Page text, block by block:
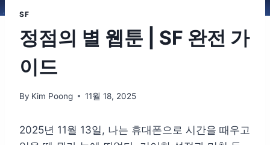
SF
정점의 별 웹툰 | SF 완전 가
이드
By Kim Poong 11월 18, 2025
2025년 11월 13일, 나는 휴대폰으로 시간을 때우고